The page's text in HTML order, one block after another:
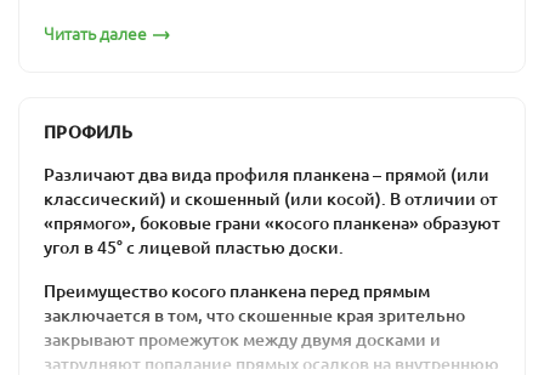
конструкции атмосферным осадкам.
породы (лиственницы), делают скошенный планкен
оптимальным решением для оформления фасадов.
Преимущества и
особенности
применения материала
По сравнению с прямым профилем косой планкен
Читать далее
ПРОФИЛЬ
Различают два вида профиля планкена – прямой (или
классический) и скошенный (или косой). В отличии от
«прямого», боковые грани «косого планкена» образуют
угол в 45° с лицевой пластью доски.
Преимущество косого планкена перед прямым
заключается в том, что скошенные края зрительно
закрывают промежуток между двумя досками и
затрудняют попадание прямых осадков на внутреннюю